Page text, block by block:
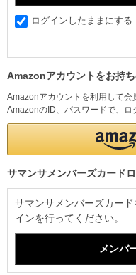
ログインしたままにする
Amazonアカウントをお持
Amazonアカウントを利用して会
AmazonのID、パスワードで、ロ
サマンサメンバーズカード
サマンサメンバーズカー
インを行ってください。